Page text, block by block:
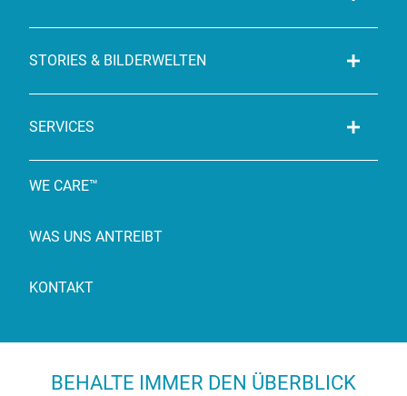
STORIES & BILDERWELTEN
SERVICES
WE CARE™
WAS UNS ANTREIBT
KONTAKT
BEHALTE IMMER DEN ÜBERBLICK